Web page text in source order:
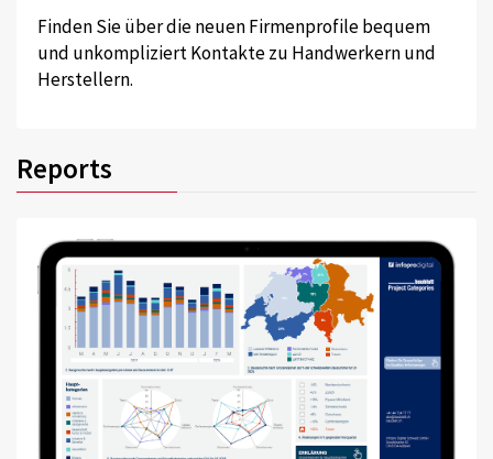
Finden Sie über die neuen Firmenprofile bequem
und unkompliziert Kontakte zu Handwerkern und
Herstellern.
Reports